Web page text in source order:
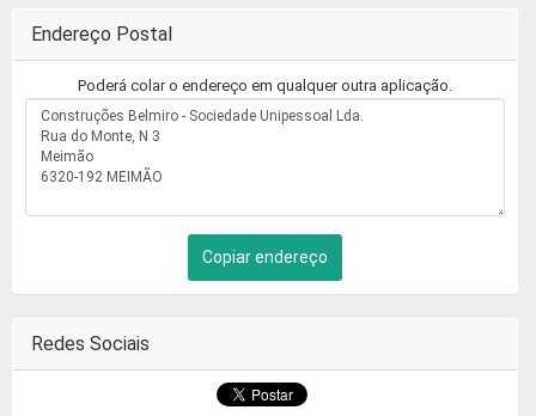
Endereço Postal
Poderá colar o endereço em qualquer outra aplicação.
Copiar endereço
Redes Sociais